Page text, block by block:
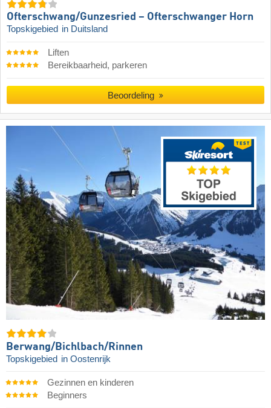
Ofterschwang/​Gunzesried – Ofterschwanger Horn
Topskigebied in Duitsland
Liften
Bereikbaarheid, parkeren
Beoordeling
Berwang/​Bichlbach/​Rinnen
Topskigebied in Oostenrijk
Gezinnen en kinderen
Beginners